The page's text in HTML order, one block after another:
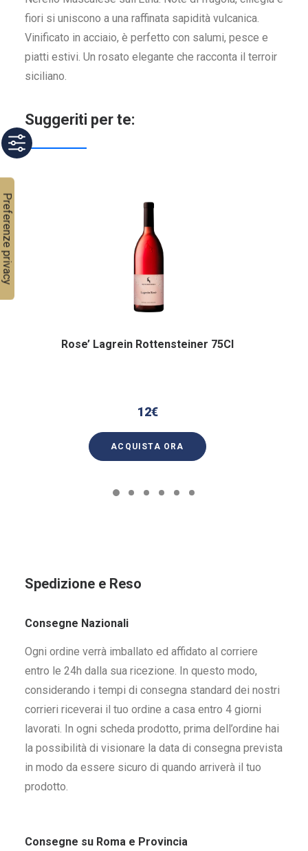
fiori si uniscono a una raffinata sapidità vulcanica.
Vinificato in acciaio, è perfetto con salumi, pesce e
piatti estivi. Un rosato elegante che racconta il terroir
siciliano.
Suggeriti per te:
Rose’ Lagrein Rottensteiner 75Cl
12€
ACQUISTA ORA
Spedizione e Reso
Consegne Nazionali
Ogni ordine verrà imballato ed affidato al corriere
entro le 24h dalla sua ricezione. In questo modo,
considerando i tempi di consegna standard dei nostri
corrieri riceverai il tuo ordine a casa entro 4 giorni
lavorati. In ogni scheda prodotto, prima dell’ordine hai
la possibilità di visionare la data di consegna prevista
in modo da essere sicuro di quando arriverà il tuo
prodotto.
Consegne su Roma e Provincia